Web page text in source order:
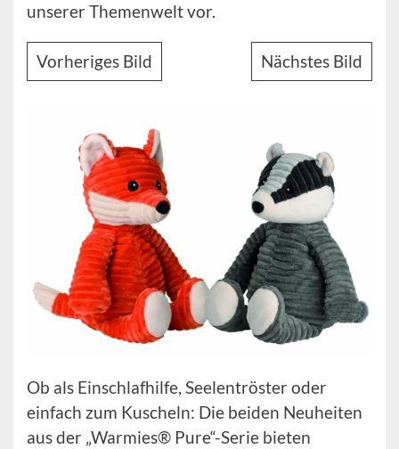
unserer Themenwelt vor.
Vorheriges Bild Nächstes Bild
Ob als Einschlafhilfe, Seelentröster oder
einfach zum Kuscheln: Die beiden Neuheiten
aus der „Warmies® Pure“-Serie bieten